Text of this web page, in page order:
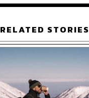
RELATED STORIES